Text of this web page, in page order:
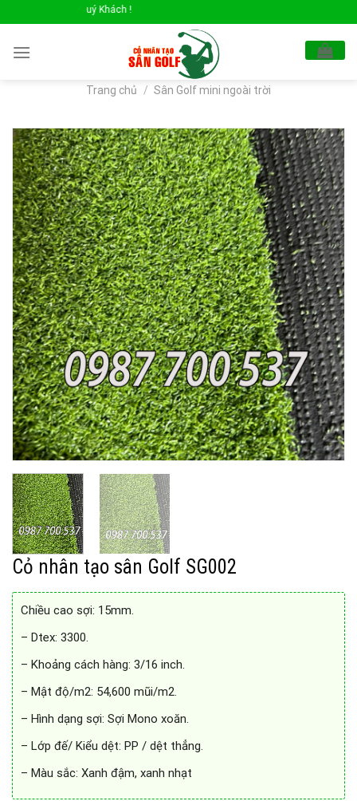
to
content
Chào Quý Khách !
Trang chủ / Sân Golf mini ngoài trời
Cỏ nhân tạo sân Golf SG002
Chiều cao sợi: 15mm.
– Dtex: 3300.
– Khoảng cách hàng: 3/16 inch.
– Mật độ/m2: 54,600 mũi/m2.
– Hình dạng sợi: Sợi Mono xoăn.
– Lớp đế/ Kiểu dệt: PP / dệt thẳng.
– Màu sắc: Xanh đậm, xanh nhạt